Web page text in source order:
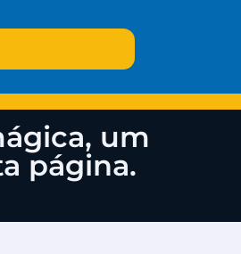
um
página.